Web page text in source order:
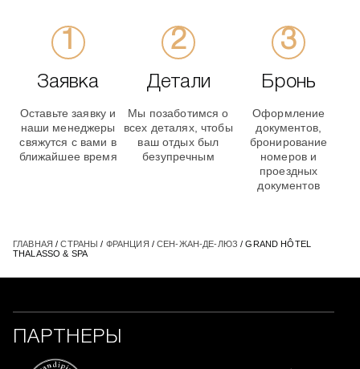
Заявка
Оставьте заявку и
наши менеджеры
свяжутся с вами в
ближайшее время
Детали
Мы позаботимся о
всех деталях, чтобы
ваш отдых был
безупречным
Бронь
Оформление
документов,
бронирование
номеров и
проездных
документов
ГЛАВНАЯ /СТРАНЫ / ФРАНЦИЯ /СЕН-ЖАН-ДЕ-ЛЮЗ / GRAND HÔTEL
THALASSO & SPA
ПАРТНЕРЫ